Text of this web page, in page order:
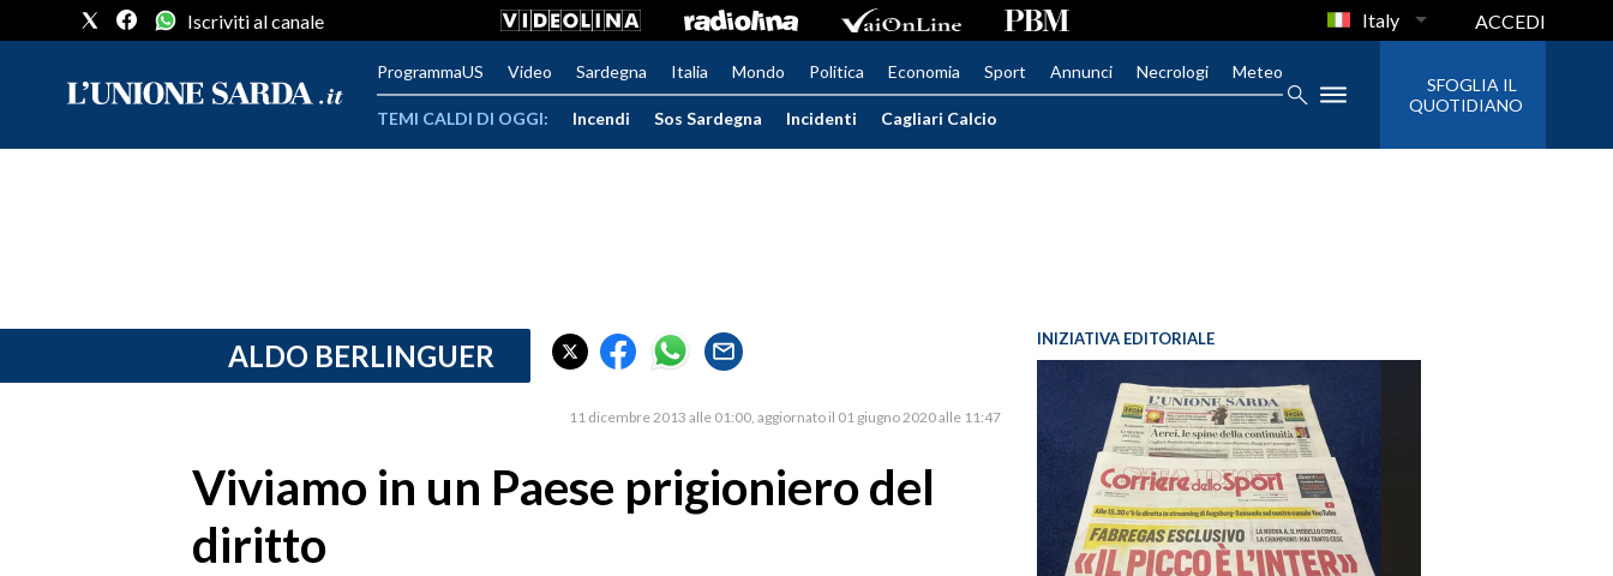
PROVINCIA DI CAGLIARI
Iscriviti al canale Italy ACCEDI
ProgrammaUS Video Sardegna Italia Mondo Politica Economia Sport Annunci Necrologi Meteo
TEMI CALDI DI OGGI: Incendi Sos Sardegna Incidenti Cagliari Calcio
SFOGLIA IL
QUOTIDIANO
ALDO BERLINGUER
11 dicembre 2013 alle 01:00 aggiornato il 01 giugno 2020 alle 11:47
Viviamo in un Paese prigioniero del
diritto
INIZIATIVA EDITORIALE